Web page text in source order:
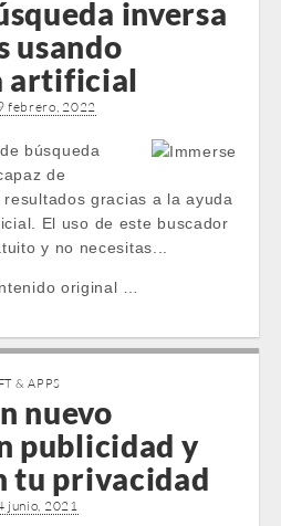
inversa
usando
artificial
febrero, 2022
búsqueda
de
gracias a la ayuda
El uso de este buscador
y no necesitas...
original …
& APPS
nuevo
publicidad y
tu privacidad
junio, 2021